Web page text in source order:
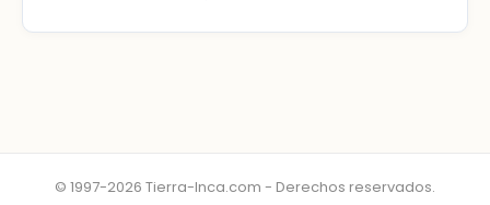
© 1997-2026 Tierra-Inca.com - Derechos reservados.